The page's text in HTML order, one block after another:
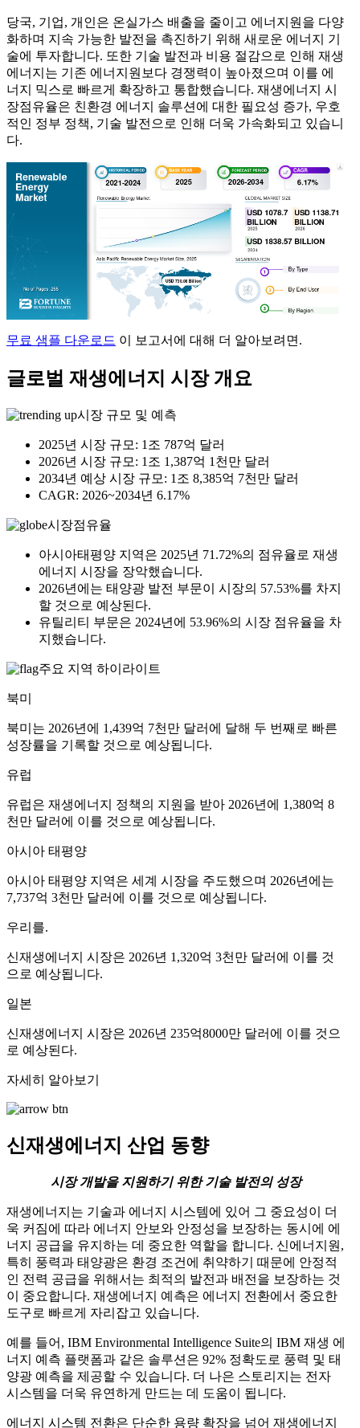
당국, 기업, 개인은 온실가스 배출을 줄이고 에너지원을 다양
화하며 지속 가능한 발전을 촉진하기 위해 새로운 에너지 기
술에 투자합니다. 또한 기술 발전과 비용 절감으로 인해 재생
에너지는 기존 에너지원보다 경쟁력이 높아졌으며 이를 에
너지 믹스로 빠르게 확장하고 통합했습니다. 재생에너지 시
장점유율은 친환경 에너지 솔루션에 대한 필요성 증가, 우호
적인 정부 정책, 기술 발전으로 인해 더욱 가속화되고 있습니
다.
무료 샘플 다운로드 이 보고서에 대해 더 알아보려면.
글로벌 재생에너지 시장 개요
시장 규모 및 예측
2025년 시장 규모: 1조 787억 달러
2026년 시장 규모: 1조 1,387억 1천만 달러
2034년 예상 시장 규모: 1조 8,385억 7천만 달러
CAGR: 2026~2034년 6.17%
시장점유율
아시아태평양 지역은 2025년 71.72%의 점유율로 재생
에너지 시장을 장악했습니다.
2026년에는 태양광 발전 부문이 시장의 57.53%를 차지
할 것으로 예상된다.
유틸리티 부문은 2024년에 53.96%의 시장 점유율을 차
지했습니다.
주요 지역 하이라이트
북미
북미는 2026년에 1,439억 7천만 달러에 달해 두 번째로 빠른
성장률을 기록할 것으로 예상됩니다.
유럽
유럽은 재생에너지 정책의 지원을 받아 2026년에 1,380억 8
천만 달러에 이를 것으로 예상됩니다.
아시아 태평양
아시아 태평양 지역은 세계 시장을 주도했으며 2026년에는
7,737억 3천만 달러에 이를 것으로 예상됩니다.
우리를.
신재생에너지 시장은 2026년 1,320억 3천만 달러에 이를 것
으로 예상됩니다.
일본
신재생에너지 시장은 2026년 235억8000만 달러에 이를 것으
로 예상된다.
자세히 알아보기
신재생에너지 산업 동향
시장 개발을 지원하기 위한 기술 발전의 성장
재생에너지는 기술과 에너지 시스템에 있어 그 중요성이 더
욱 커짐에 따라 에너지 안보와 안정성을 보장하는 동시에 에
너지 공급을 유지하는 데 중요한 역할을 합니다. 신에너지원,
특히 풍력과 태양광은 환경 조건에 취약하기 때문에 안정적
인 전력 공급을 위해서는 최적의 발전과 배전을 보장하는 것
이 중요합니다. 재생에너지 예측은 에너지 전환에서 중요한
도구로 빠르게 자리잡고 있습니다.
예를 들어, IBM Environmental Intelligence Suite의 IBM 재생 에
너지 예측 플랫폼과 같은 솔루션은 92% 정확도로 풍력 및 태
양광 예측을 제공할 수 있습니다. 더 나은 스토리지는 전자
시스템을 더욱 유연하게 만드는 데 도움이 됩니다.
에너지 시스템 전환은 단순한 용량 확장을 넘어 재생에너지